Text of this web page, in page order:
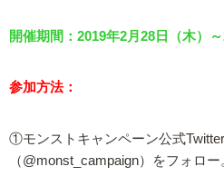
開催期間：2019年2月28日（木）
参加方法：
①モンストキャンペーン公式
（@monst_campaign）をフォロー